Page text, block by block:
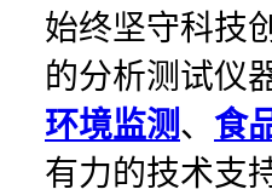
始终坚守科技
的分析测试仪
环境监测、 食
有力的技术支